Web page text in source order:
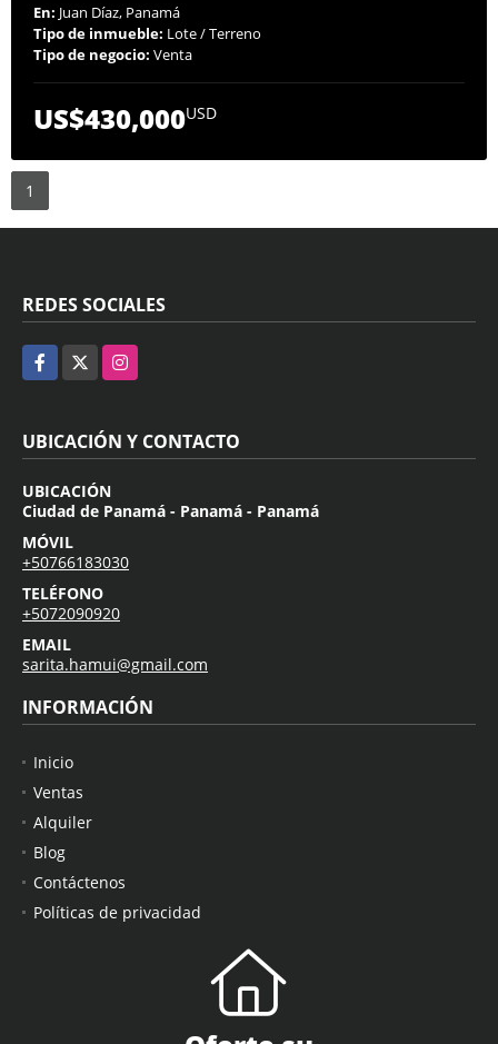
En: Juan Díaz, Panamá
Tipo de inmueble: Lote / Terreno
Tipo de negocio: Venta
US$430,000USD
1
REDES SOCIALES
Facebook Instagram
UBICACIÓN
Ciudad de Panamá - Panamá - Panamá
MÓVIL
+50766183030
TELÉFONO
+5072090920
EMAIL
sarita.hamui@gmail.com
Inicio
Ventas
Alquiler
Blog
Contáctenos